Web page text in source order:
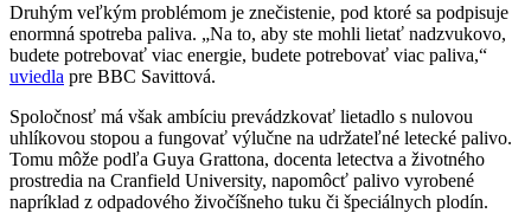
Druhým veľkým problémom je znečistenie, pod ktoré sa podpisuje
enormná spotreba paliva. „Na to, aby ste mohli lietať nadzvukovo,
budete potrebovať viac energie, budete potrebovať viac paliva,“
uviedla pre BBC Savittová.
Spoločnosť má však ambíciu prevádzkovať lietadlo s nulovou
uhlíkovou stopou a fungovať výlučne na udržateľné letecké palivo.
Tomu môže podľa Guya Grattona, docenta letectva a životného
prostredia na Cranfield University, napomôcť palivo vyrobené
napríklad z odpadového živočíšneho tuku či špeciálnych plodín.